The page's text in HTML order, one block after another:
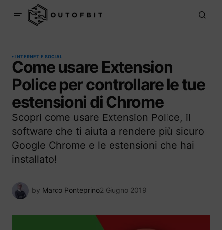
INTERNET E SOCIAL
Come usare Extension
Police per controllare le tue
estensioni di Chrome
Scopri come usare Extension Police, il
software che ti aiuta a rendere più sicuro
Google Chrome e le estensioni che hai
installato!
by Marco Ponteprino2 Giugno 2019